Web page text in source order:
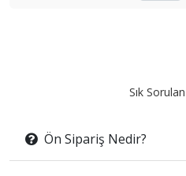
Sık
Ön Sipariş Nedir?